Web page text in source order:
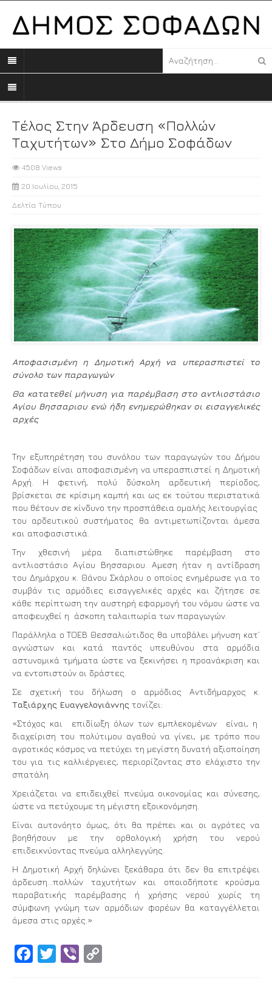
Τέλος Στην Άρδευση «πολλών
Ταχυτήτων» Στο Δήμο Σοφάδων
4508 Views
20 Ιουλίου, 2015
Δελτία Τύπου
Αποφασισμένη η Δημοτική Αρχή να υπερασπιστεί το
σύνολο των παραγωγών
Θα κατατεθεί μήνυση για παρέμβαση στο αντλιοστάσιο
Αγίου Βησσαριου ενώ ήδη ενημερώθηκαν οι εισαγγελικές
αρχές
Την εξυπηρέτηση του συνόλου των παραγωγών του Δήμου
Σοφάδων είναι αποφασισμένη να υπερασπιστεί η Δημοτική
Αρχή. Η φετινή, πολύ δύσκολη αρδευτική περίοδος,
βρίσκεται σε κρίσιμη καμπή και ως εκ τούτου περιστατικά
που θέτουν σε κίνδυνο την προσπάθεια ομαλής λειτουργίας
του αρδευτικού συστήματος θα αντιμετωπίζονται άμεσα
και αποφασιστικά.
Την χθεσινή μέρα διαπιστώθηκε παρέμβαση στο
αντλιοστάσιο Αγίου Βησσαριου. Αμεση ήταν η αντίδραση
του Δημάρχου κ. Θάνου Σκάρλου ο οποίος ενημέρωσε για το
συμβάν τις αρμόδιες εισαγγελικές αρχές και ζήτησε σε
κάθε περίπτωση την αυστηρή εφαρμογή του νόμου ώστε να
αποφευχθεί η άσκοπη ταλαιπωρία των παραγωγών.
Παράλληλα ο ΤΟΕΒ Θεσσαλιώτιδος θα υποβάλει μήνυση κατ’
αγνώστων και κατά παντός υπευθύνου στα αρμόδια
αστυνομικά τμήματα ώστε να ξεκινήσει η προανάκριση και
να εντοπιστούν οι δράστες.
Σε σχετική του δήλωση ο αρμόδιος Αντιδήμαρχος κ.
Ταξιάρχης Ευαγγελογιάννης τονίζει:
«Στόχος και επιδίωξη όλων των εμπλεκομένων είναι, η
διαχείριση του πολύτιμου αγαθού να γίνει, με τρόπο που
αγροτικός κόσμος να πετύχει τη μεγίστη δυνατή αξιοποίηση
του για τις καλλιέργειες, περιορίζοντας στο ελάχιστο την
σπατάλη.
Χρειάζεται να επιδειχθεί πνεύμα οικονομίας και σύνεσης,
ώστε να πετύχουμε τη μέγιστη εξοικονόμηση.
Είναι αυτονόητο όμως, ότι θα πρέπει και οι αγρότες να
βοηθήσουν με την ορθολογική χρήση του νερού
επιδεικνύοντας πνεύμα αλληλεγγύης.
Η Δημοτική Αρχή δηλώνει ξεκάθαρα ότι δεν θα επιτρέψει
άρδευση…πολλών ταχυτήτων και οποιοδήποτε κρούσμα
παραβατικής παρέμβασης ή χρήσης νερού χωρίς τη
σύμφωνη γνώμη των αρμόδιων φορέων θα καταγγέλλεται
άμεσα στις αρχές.»
Facebook
Twitter Viber